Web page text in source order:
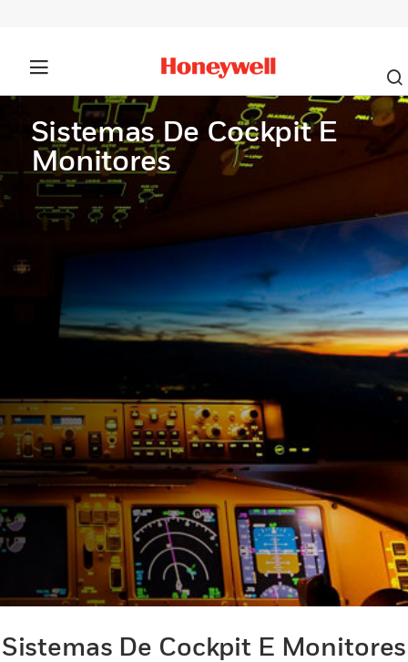
Sistemas De Cockpit E
Monitores
Sistemas De Cockpit E Monitores